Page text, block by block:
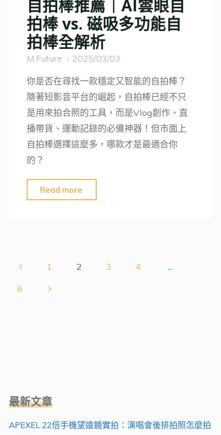
器
推
薦！
APEXEL
距
鏡
頭
開
箱
測
自拍棒推薦｜AI雲眼自
拍棒 vs. 磁吸多功能自
拍棒全解析
M.Future
2025/03/03
你是否在尋找一款穩定又智能的自拍棒？
隨著短影音平台的崛起，自拍棒已經不只
是用來拍合照的工具，而是Vlog創作、直
播帶貨、運動記錄的必備神器！但市面上
自拍棒選擇這麼多，哪款才是最適合你
的？
Read more
多
文
1 2 3 4
...
6
最新文章
APEXEL 22倍手機望遠鏡實拍：演唱會後排拍照怎麼拍